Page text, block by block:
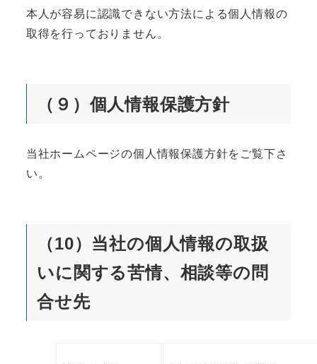
本人が容易に認識できない方法による個人情報の
取得を行っておりません。
（９）個人情報保護方針
当社ホームページの個人情報保護方針をご覧下さ
い。
（10）当社の個人情報の取扱
いに関する苦情、相談等の問
合せ先